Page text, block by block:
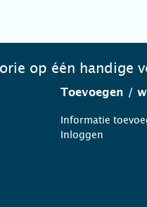
op één handige
Toevoegen /
Informatie
Inloggen